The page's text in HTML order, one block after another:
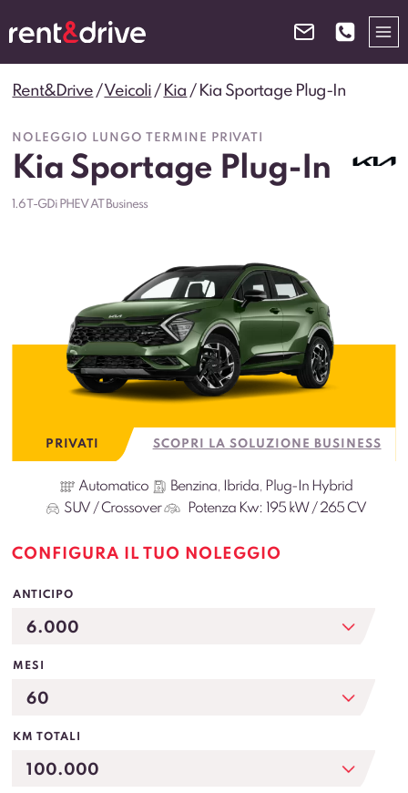
al
contenuto
Rent&Drive /Veicoli / Kia / Kia Sportage Plug-In
NOLEGGIO LUNGO TERMINE PRIVATI
Kia Sportage Plug-In
1.6 T-GDi PHEV AT Business
PRIVATI SCOPRI LA SOLUZIONE BUSINESS
Automatico Benzina, Ibrida, Plug-In Hybrid
SUV / Crossover
Potenza Kw: 195 kW / 265 CV
CONFIGURA IL TUO NOLEGGIO
ANTICIPO
MESI
KM TOTALI